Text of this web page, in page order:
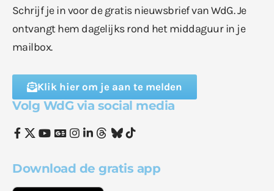
Schrijf je in voor de gratis nieuwsbrief van WdG. Je
ontvangt hem dagelijks rond het middaguur in je
mailbox.
Klik hier om je aan te melden
Volg WdG via social media
Download de gratis app